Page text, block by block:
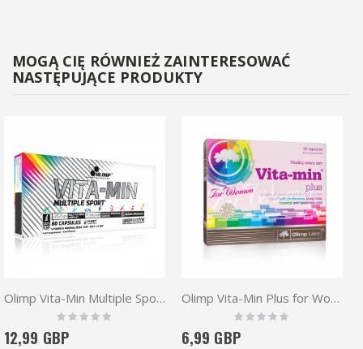
MOGĄ CIĘ RÓWNIEŻ ZAINTERESOWAĆ
NASTĘPUJĄCE PRODUKTY
Olimp Vita-Min Multiple Sport 60 caps
Rating:
0%
12,99 GBP
Olimp Vita-Min Plus for Women 30 caps
Rating:
0%
6,99 GBP